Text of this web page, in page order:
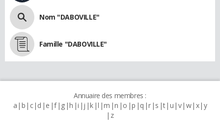
Nom "DABOVILLE"
Famille "DABOVILLE"
Annuaire des membres :
a b c d e f g h i j k l m n o p q r s t u v w x y
z